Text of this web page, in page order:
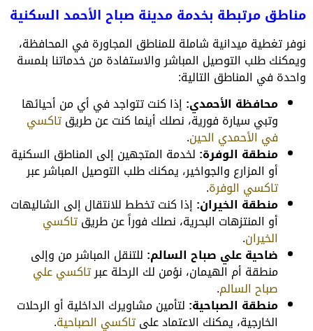
مناطق مرتبطة بخدمة مدينة صباح الأحمد السكنية
نوفر تغطية ميدانية شاملة للمناطق المجاورة في المحافظة،
ويمكنك طلب التوصيل المباشر والاستفادة من خدماتنا بلمسة
واحدة في المناطق التالية:
محافظة الأحمدي: إذا كنت تتواجد في أي من أحيائها
وتبي سيارة فورية، نصلك أينما كنت عن طريقتاكسي
في الأحمدي الحين.
منطقة الوفرة: لخدمة المتجهين إلى المناطق السكنية
أو المزارع والجواخير، يمكنك طلب التوصيل المباشر عبر
تاكسي الوفرة.
منطقة الخيران: إذا كنت تخطط للانتقال إلى الشاليهات
أو المنتزهات البحرية، نصلك فوراً عن طريقتاكسي
الخيران.
ضاحية علي صباح السالم: للتنقل المباشر من وإلى
منطقة أم الهيمان، نؤمن لك الرحلة عبرتاكسي علي
صباح السالم.
منطقة الصباحية: لتأمين مشاويرك الداخلية أو الرحلات
الخارجية، يمكنك الاعتماد علىتاكسي الصباحية.